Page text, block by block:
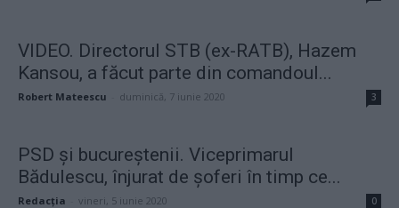
VIDEO. Directorul STB (ex-RATB), Hazem
Kansou, a făcut parte din comandoul...
Robert Mateescu duminică, 7 iunie 2020 3
PSD și bucureștenii. Viceprimarul
Bădulescu, înjurat de șoferi în timp ce...
Redacţia vineri, 5 iunie 2020 0